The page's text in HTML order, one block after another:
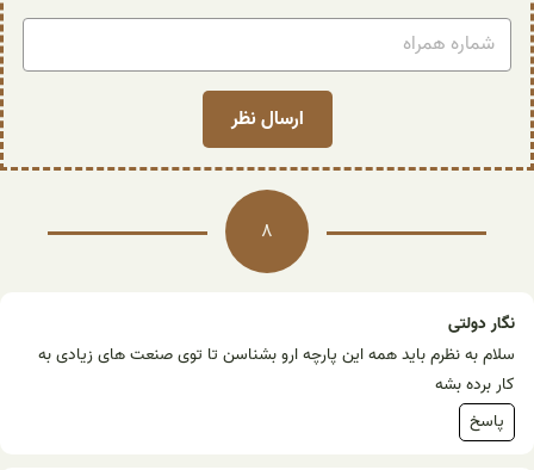
8
نگار دولتی
سلام به نظرم باید همه این پارچه ارو بشناسن تا توی صنعت های زیادی به
کار برده بشه
پاسخ